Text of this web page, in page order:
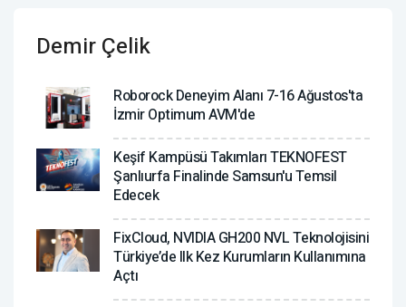
Demir Çelik
Roborock Deneyim Alanı 7-16 Ağustos'ta
İzmir Optimum AVM'de
Keşif Kampüsü Takımları TEKNOFEST
Şanlıurfa Finalinde Samsun'u Temsil
Edecek
FixCloud, NVIDIA GH200 NVL Teknolojisini
Türkiye’de Ilk Kez Kurumların Kullanımına
Açtı